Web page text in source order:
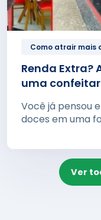
Como atrair mais
Renda
uma
Você já pensou
doces em uma
Ver